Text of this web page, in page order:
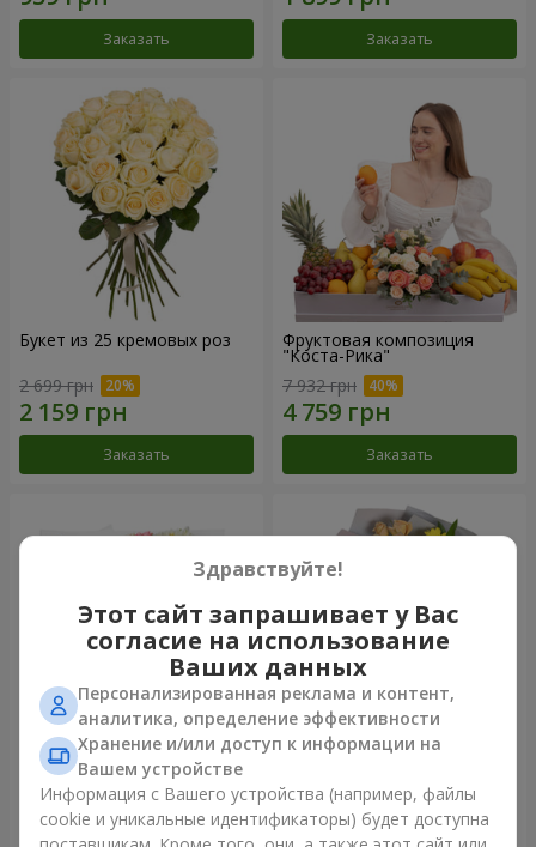
Заказать Заказать
Букет из 25 кремовых роз
2 699 грн
Заказать
Фруктовая композиция
"Коста-Рика"
7 932 грн
Заказать
Букет "Крещатик"
4 284 грн
Букет "Мы и лето"
1 732 грн
Здравствуйте!
Этот сайт запрашивает у Вас
согласие на использование
Ваших данных
Персонализированная реклама и контент,
аналитика, определение эффективности
Хранение и/или доступ к информации на
Вашем устройстве
Информация с Вашего устройства (например, файлы
cookie и уникальные идентификаторы) будет доступна